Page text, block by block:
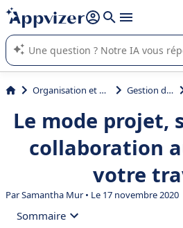
répondre (plusieurs lignes avec
L'IA de Appvizer vous guide dans
logiciel SaaS en entreprise.
Organisation et planification Gestion de projet
Le mode projet,
collaboration
votre
ParSamantha Mur• Le 17 novembre 2020
Sommaire